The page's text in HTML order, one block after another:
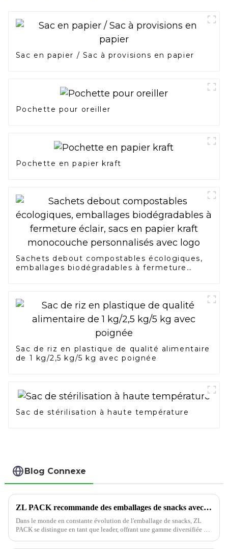
Sac en papier / Sac à provisions en papier
Pochette pour oreiller
Pochette en papier kraft
Sachets debout compostables écologiques,
emballages biodégradables à fermeture
Sac de riz en plastique de qualité alimentaire
de 1 kg/2,5 kg/5 kg avec poignée
Sac de stérilisation à haute température
Blog Connexe
ZL PACK recommande des emballages de snacks avec des solutions innovantes
Dans le monde en constante évolution de l'emballage de snacks, ZL
PACK se distingue en tant que leader, offrant une gamme diversifiée de